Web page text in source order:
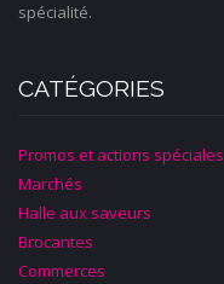
spécialité.
CATÉGORIES
Promos et actions spéciales
Marchés
Halle aux saveurs
Brocantes
Commerces